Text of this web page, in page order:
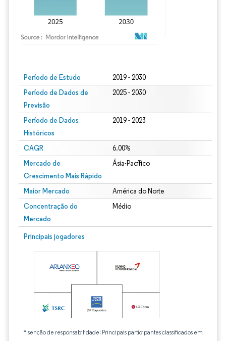
Período de Estudo 2019 - 2030
Período de Dados de
Previsão
2025 - 2030
Período de Dados
Históricos
2019 - 2023
CAGR 6.00%
Mercado de
Crescimento Mais Rápido
Ásia-Pacífico
Maior Mercado América do Norte
Concentração do
Mercado
Médio
Principais jogadores
*Isenção de responsabilidade: Principais participantes classificados em